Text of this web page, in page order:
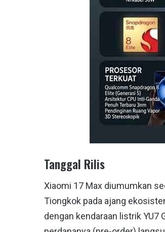
Tanggal Rilis
Xiaomi 17 Max diumumkan
Tiongkok pada ajang
dengan kendaraan listrik YU7